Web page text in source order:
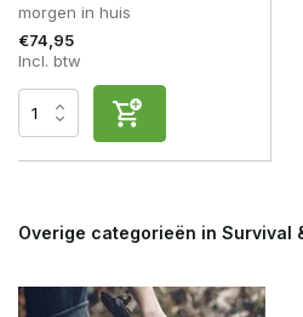
morgen in huis
€74,95
Incl. btw
Overige categorieën in Survival